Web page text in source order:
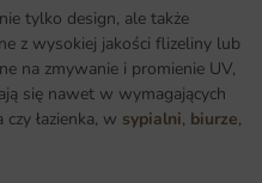
tylko design, ale także
z wysokiej jakości flizeliny lub
na zmywanie i promienie UV,
się nawet w wymagających
łazienka, w sypialni, biurze,